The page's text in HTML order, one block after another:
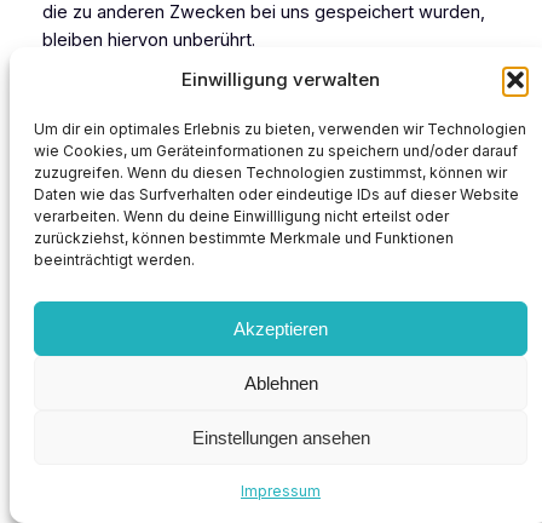
Einwilligung verwalten
Um dir ein optimales Erlebnis zu bieten, verwenden wir Technologien
wie Cookies, um Geräteinformationen zu speichern und/oder darauf
zuzugreifen. Wenn du diesen Technologien zustimmst, können wir
Daten wie das Surfverhalten oder eindeutige IDs auf dieser Website
verarbeiten. Wenn du deine Einwillligung nicht erteilst oder
zurückziehst, können bestimmte Merkmale und Funktionen
beeinträchtigt werden.
Akzeptieren
Ablehnen
Einstellungen ansehen
Impressum
die zu anderen Zwecken bei uns gespeichert wurden,
bleiben hiervon unberührt.
Nach Ihrer Austragung aus der Newsletterverteilerliste
Newsletterdiensteanbieter ggf. in einer Blacklist
gespeichert, sofern dies zur Verhinderung künftiger
Mailings erforderlich ist. Die Daten aus der Blacklist
werden nur für diesen Zweck verwendet und nicht mit
anderen Daten zusammengeführt. Dies dient sowohl
Einhaltung der gesetzlichen Vorgaben beim Versand
von Newslettern (berechtigtes Interesse im Sinne des
Blacklist ist zeitlich nicht befristet. Sie können der
unser berechtigtes Interesse überwiegen.